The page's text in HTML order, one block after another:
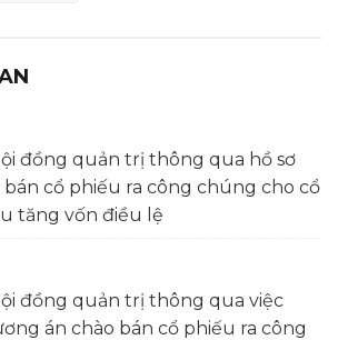
đồng quản trị thông qua hồ sơ
cổ phiếu ra công chúng cho cổ
tăng vốn điều lệ
đồng quản trị thông qua việc
án chào bán cổ phiếu ra công